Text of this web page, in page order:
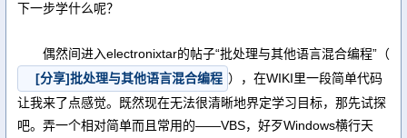
下一步学什么呢？
偶然间进入electronixtar的帖子“批处理与其他语言混合编程”（
[分享]批处理与其他语言混合编程 ），在WIKI里一段简单代码
让我来了点感觉。既然现在无法很清晰地界定学习目标，那先试探
吧。弄一个相对简单而且常用的——VBS，好歹Windows横行天